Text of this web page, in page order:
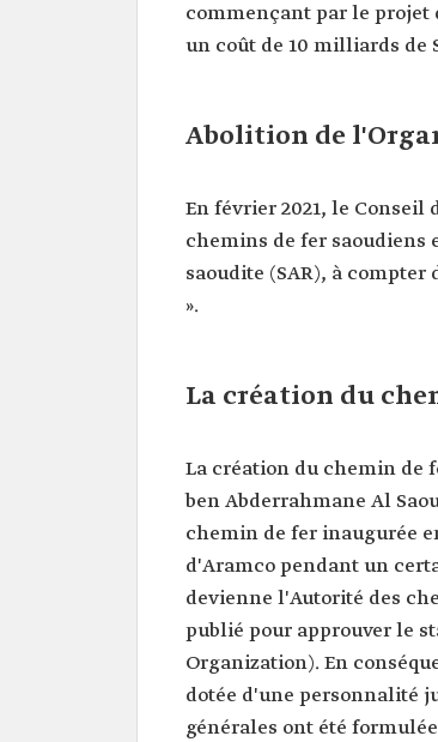
commençant par le projet
un coût de 10 milliards de
Abolition de
En février 2021, le
chemins de fer saoudiens
saoudite (SAR), à compter
».
La création du
La création du chemin de
ben Abderrahmane Al
chemin de fer inaugurée
d'Aramco pendant un
devienne l'Autorité des
publié pour approuver le
Organization). En
dotée d'une personnalité
générales ont été